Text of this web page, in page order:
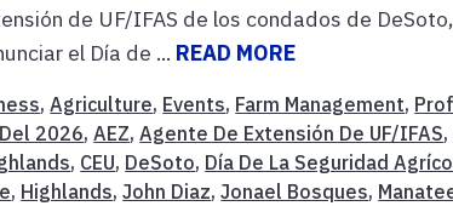
de UF/IFAS de los condados de
el Día de ... READ MORE
,Agriculture, Events, Farm Management,
2026,AEZ,Agente De Extensión De UF/IFAS,
, CEU, DeSoto, Día De La Seguridad
, Highlands,John Diaz,Jonael Bosques,